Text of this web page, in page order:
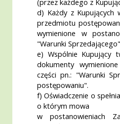
(przez każdego z
d) Każdy z Kupujących
przedmiotu
wymienione w
"Warunki
e) Wspólnie Kupujący
dokumenty
części pn.: "Warunki
postępowaniu".
f) Oświadczenie o
o którym mowa
w postanowieniach